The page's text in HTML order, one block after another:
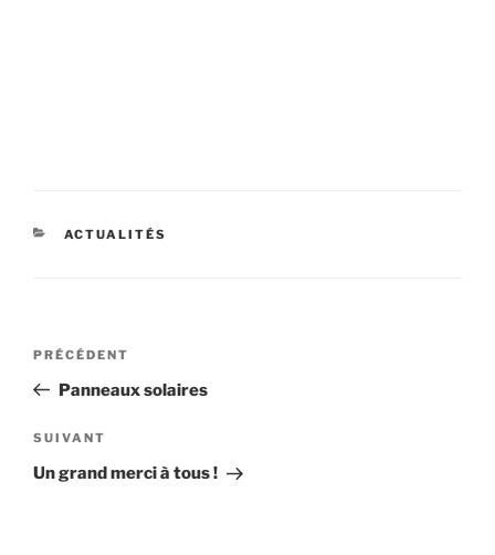
CATÉGORIES
ACTUALITÉS
Navigation
de
Article
précédent
PRÉCÉDENT
Panneaux solaires
Article
suivant
SUIVANT
Un grand merci à tous !